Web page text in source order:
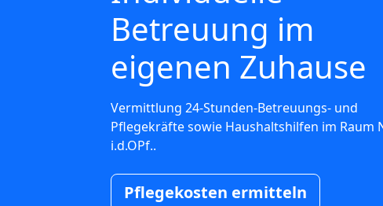
Betreuung im
eigenen Zuhause
Vermittlung 24-Stunden-Betreuungs- und
Pflegekräfte sowie Haushaltshilfen im Raum
i.d.OPf..
Pflegekosten ermitteln